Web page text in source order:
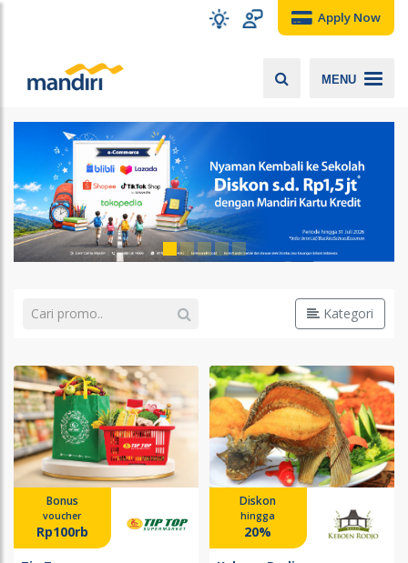
Apply Now
MENU
Kategori
Bonus
voucher
Rp100rb
Diskon
hingga
20%